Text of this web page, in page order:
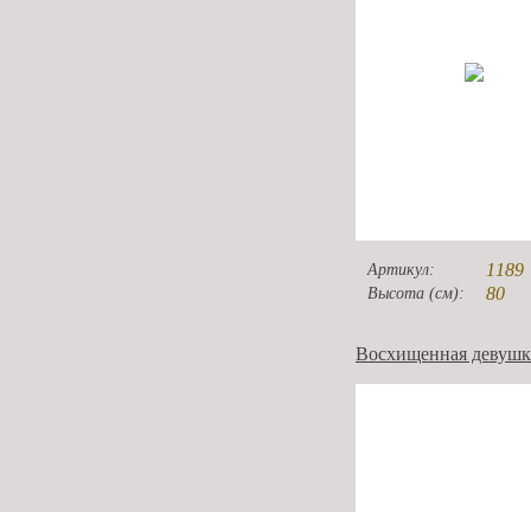
Артикул: 1189
Высота (см): 80
Восхищенная